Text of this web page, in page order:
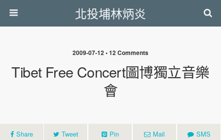
北投埔林炳炎
2009-07-12 • 12 Comments
Tibet Free Concert圖博獨立音樂
會
Share Tweet Pin Mail SMS